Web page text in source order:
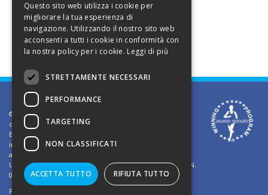
©2002 Informativa sui diritti d'autore. Le informazioni
contenute in questo sito sono solo per uso privato.
E' vietato riprodurre o divulgare in qualsiasi forma le
informazioni contenute in questo sito, salvo previa
autorizzazione di Orlando Pizzolato
Ufficio del Registro delle Imprese di Vicenza - Iscrizione N.
03409260241 - REA N. VI-323302
Powered by
Questo sito web utilizza i cookie per
migliorare la tua esperienza di
navigazione. Utilizzando il nostro sito web
acconsenti a tutti i cookie in conformità con
la nostra policy per i cookie. Leggi di più
STRETTAMENTE NECESSARI
PERFORMANCE
TARGETING
NON CLASSIFICATI
ACCETTA TUTTO RIFIUTA TUTTO